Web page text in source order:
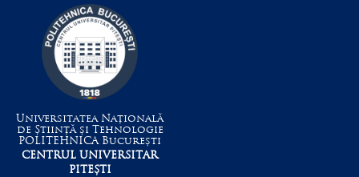
Universitatea Națională
de Știință și Tehnologie
POLITEHNICABucurești
CENTRUL UNIVERSITAR
PITEȘTI